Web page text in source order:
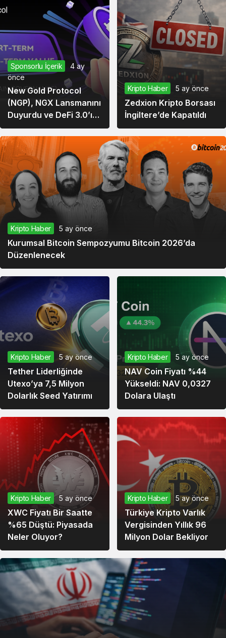
Sponsorlu İçerik
4 ay
önce
New Gold Protocol
(NGP), NGX Lansmanını
Duyurdu ve DeFi 3.0’ın
Yeni Aşamasına
İlerliyor
Kripto Haber 5 ay önce
Zedxion Kripto Borsası
İngiltere’de Kapatıldı
Kripto Haber 5 ay önce
Kurumsal Bitcoin Sempozyumu Bitcoin 2026’da
Düzenlenecek
Kripto Haber 5 ay önce
Tether Liderliğinde
Utexo’ya 7,5 Milyon
Dolarlık Seed Yatırımı
Kripto Haber 5 ay önce
NAV Coin Fiyatı %44
Yükseldi: NAV 0,0327
Dolara Ulaştı
Kripto Haber 5 ay önce
XWC Fiyatı Bir Saatte
%65 Düştü: Piyasada
Neler Oluyor?
Kripto Haber 5 ay önce
Türkiye Kripto Varlık
Vergisinden Yıllık 96
Milyon Dolar Bekliyor